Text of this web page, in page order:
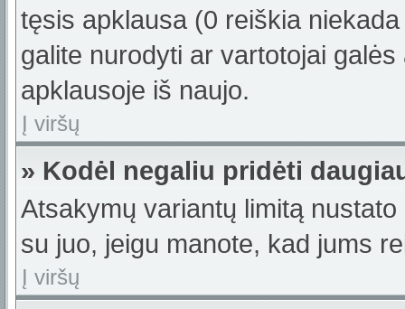
tęsis apklausa (0 reiškia
galite nurodyti ar vartotojai
apklausoje iš naujo.
Į viršų
» Kodėl negaliu pridėti
Atsakymų variantų limitą
su juo, jeigu manote, kad jums
Į viršų